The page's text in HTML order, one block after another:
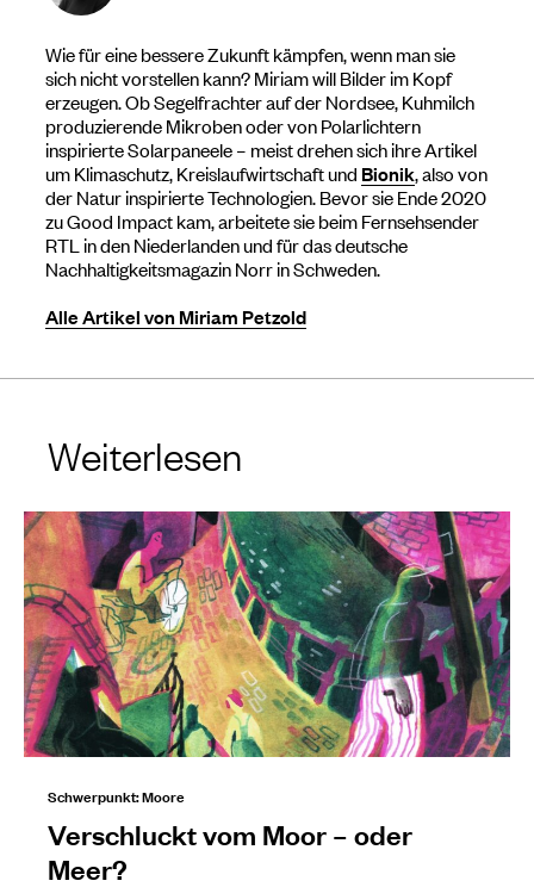
Wie für eine bessere Zukunft kämpfen, wenn man sie
sich nicht vorstellen kann? Miriam will Bilder im Kopf
erzeugen. Ob Segelfrachter auf der Nordsee, Kuhmilch
produzierende Mikroben oder von Polarlichtern
inspirierte Solarpaneele – meist drehen sich ihre Artikel
um Klimaschutz, Kreislaufwirtschaft und Bionik, also von
der Natur inspirierte Technologien. Bevor sie Ende 2020
zu Good Impact kam, arbeitete sie beim Fernsehsender
RTL in den Niederlanden und für das deutsche
Nachhaltigkeitsmagazin Norr in Schweden.
Alle Artikel von Miriam Petzold
Weiterlesen
Schwerpunkt: Moore
Verschluckt vom Moor – oder
Meer?